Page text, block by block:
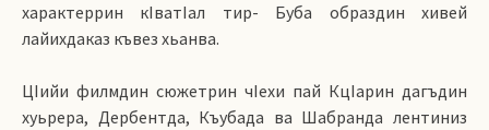
характеррин кIватIал тир- Буба образдин хивей
лайихдаказ къвез хьанва.
ЦIийи филмдин сюжетрин чIехи пай КцIарин дагъдин
хуьрера, Дербентда, Къубада ва Шабранда лентиниз